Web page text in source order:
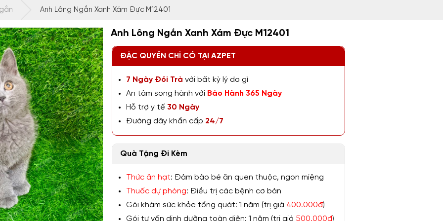
Anh Lông Ngắn Xanh Xám Đực M12401
Anh Lông Ngắn Xanh Xám Đực M12401
ĐẶC QUYỀN CHỈ CÓ TẠI AZPET
7 Ngày Đổi Trả với bất kỳ lý do gì
An tâm song hành với Bảo Hành 365 Ngày
Hỗ trợ y tế 30 Ngày
Đường dây khẩn cấp 24/7
Quà Tặng Đi Kèm
Thức ăn hạt: Đảm bảo bé ăn quen thuộc, ngon miệng
Thuốc dự phòng: Điều trị các bệnh cơ bản
Gói khám sức khỏe tổng quát: 1 năm (trị giá 400.000đ)
Gói tư vấn dinh dưỡng toàn diện: 1 năm (trị giá 500.000đ)